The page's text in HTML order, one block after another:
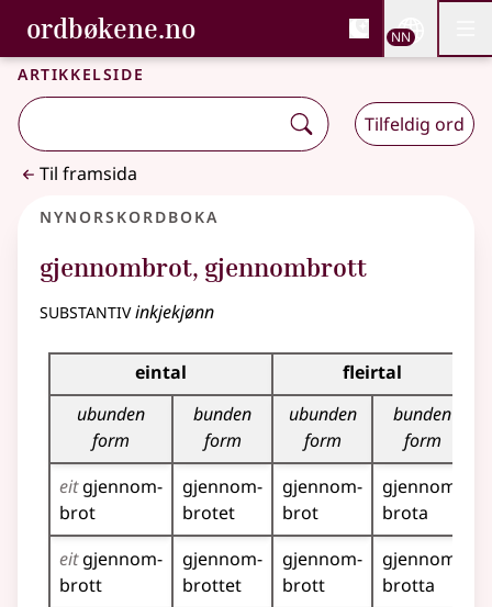
Gå til hovudinnhald
Tilgjenge
ordbøkene.no, Bokmålsordboka og
Bokmålsordboka og Nynorskordboka
NN
Artikkelside
Tilfeldig ord
Til framsida
Nynorskordboka
gjennombrot, gjennombrott
substantivinkjekjønn
Bøyningstabell for dette substantivet
eintal
fleirtal
ubunden
form
bunden
form
ubunden
form
bunden
form
eitgjennom­
brot
gjennom­
brotet
gjennom­
brot
gjennom­
brota
eitgjennom­
brott
gjennom­
brottet
gjennom­
brott
gjennom­
brotta